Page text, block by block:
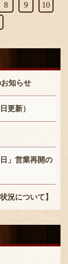
8 9
10
知らせ
更新）
」営業再開の
況について】